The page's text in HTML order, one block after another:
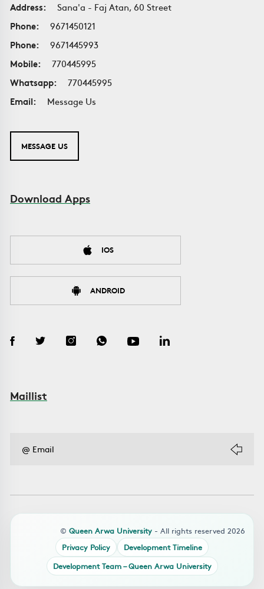
Address:
Sana'a - Faj Atan, 60 Street
Phone:
9671450121
Phone:
9671445993
Mobile:
770445995
Whatsapp:
770445995
Email:
Message Us
MESSAGE US
Download Apps
IOS
ANDROID
Maillist
© Queen Arwa University - All rights reserved 2026
Privacy Policy
Development Timeline
Development Team – Queen Arwa University